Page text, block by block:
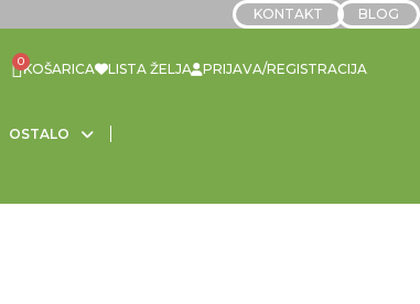
KONTAKT BLOG
LISTA ŽELJA PRIJAVA/REGISTRACIJA
OSTALO